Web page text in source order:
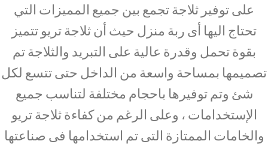
على توفير ثلاجة تجمع بين جميع المميزات التي
تحتاج اليها أى ربة منزل حيث أن ثلاجة تريو تتميز
بقوة تحمل وقدرة عالية على التبريد والثلاجة تم
تصميمها بمساحة واسعة من الداخل حتى تتسع لكل
شئ وتم توفيرها باحجام مختلفة لتناسب جميع
الإستخدامات ، وعلى الرغم من كفاءة ثلاجة تريو
والخامات الممتازة التى تم استخدامها فى صناعتها